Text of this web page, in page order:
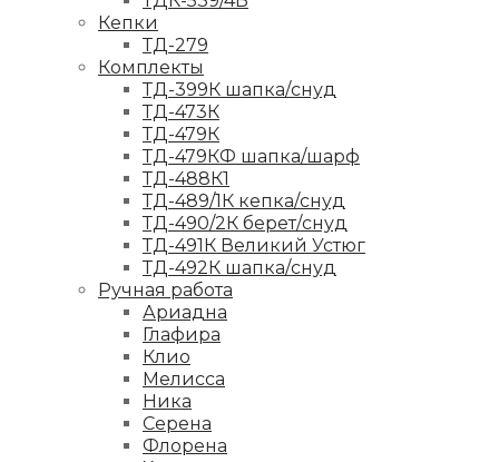
Кепки
ТД-279
Комплекты
ТД-399К шапка/снуд
ТД-473К
ТД-479К
ТД-479КФ шапка/шарф
ТД-488К1
ТД-489/1К кепка/снуд
ТД-490/2К берет/снуд
ТД-491К Великий Устюг
ТД-492К шапка/снуд
Ручная работа
Ариадна
Глафира
Клио
Мелисса
Ника
Серена
Флорена